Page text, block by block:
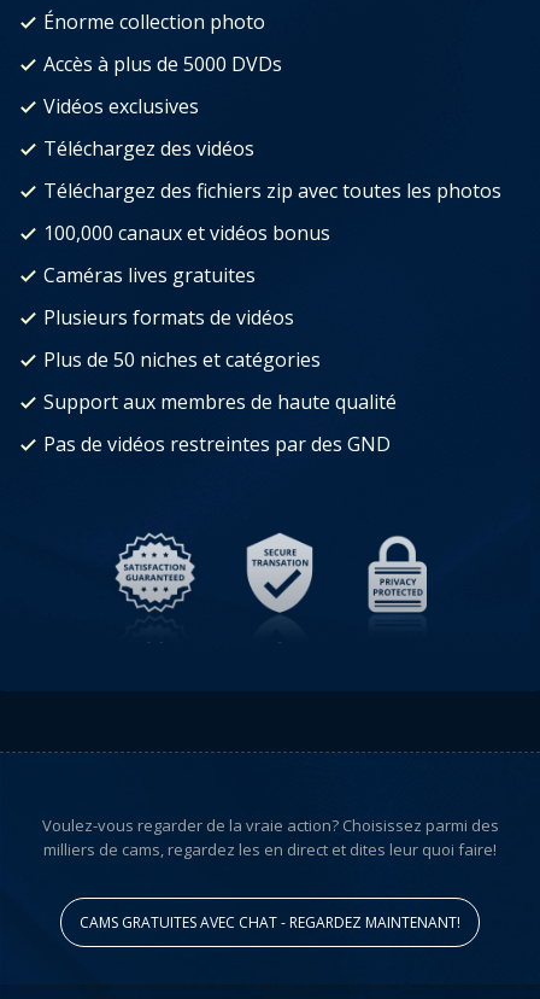
Énorme collection photo
Accès à plus de 5000 DVDs
Vidéos exclusives
Téléchargez des vidéos
Téléchargez des fichiers zip avec toutes les photos
100,000 canaux et vidéos bonus
Caméras lives gratuites
Plusieurs formats de vidéos
Plus de 50 niches et catégories
Support aux membres de haute qualité
Pas de vidéos restreintes par des GND
Voulez-vous regarder de la vraie action? Choisissez parmi des
milliers de cams, regardez les en direct et dites leur quoi faire!
CAMS GRATUITES AVEC CHAT - REGARDEZ MAINTENANT!